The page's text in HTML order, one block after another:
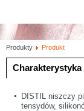
Produkty Produkt
Charakterystyka
DISTIL niszczy
tensydów,